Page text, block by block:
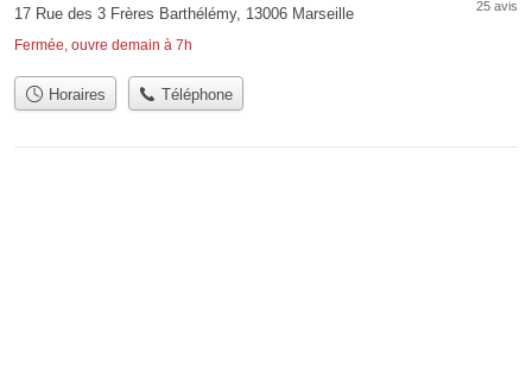
17 Rue des 3 Frères Barthélémy, 13006 Marseille
Fermée, ouvre demain à 7h
25 avis
Horaires Téléphone